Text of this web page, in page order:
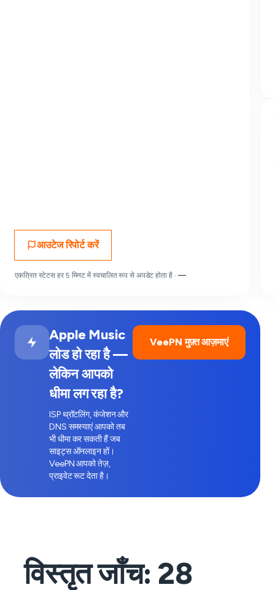
आउटेज रिपोर्ट करें
एकत्रित स्टेटस हर 5 मिनट में स्वचालित रूप से अपडेट होता है · —
Apple Music
लोड हो रहा है —
लेकिन आपको
धीमा लग रहा है?
ISP थ्रॉटलिंग, कंजेशन और
DNS समस्याएं आपको तब
भी धीमा कर सकती हैं जब
साइट्स ऑनलाइन हों।
VeePN आपको तेज़,
प्राइवेट रूट देता है।
VeePN मुफ़्त आज़माएं
विस्तृत जाँच:28